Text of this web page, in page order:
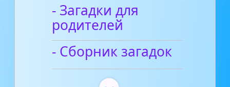
- Загадки для
родителей
- Сборник загадок